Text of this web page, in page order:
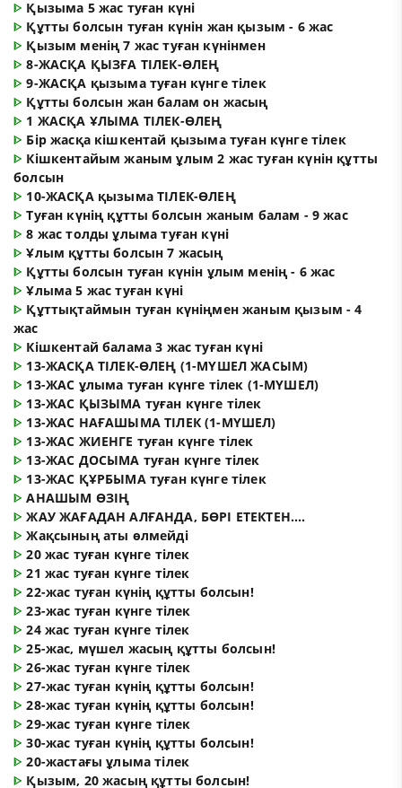
ᐈ Қызыма 5 жас туған күні
ᐈ Құтты болсын туған күнін жан қызым - 6 жас
ᐈ Қызым менің 7 жас туған күнінмен
ᐈ8-ЖАСҚА ҚЫЗҒА ТІЛЕК-ӨЛЕҢ
ᐈ9-ЖАСҚА қызыма туған күнге тілек
ᐈ Құтты болсын жан балам он жасың
ᐈ 1 ЖАСҚА ҰЛЫМА ТІЛЕК-ӨЛЕҢ
ᐈ Бір жасқа кішкентай қызыма туған күнге тілек
ᐈ Кішкентайым жаным ұлым 2 жас туған күнін құтты
болсын
ᐈ 10-ЖАСҚА қызыма ТІЛЕК-ӨЛЕҢ
ᐈТуған күнің құтты болсын жаным балам - 9 жас
ᐈ8 жас толды ұлыма туған күні
ᐈҰлым құтты болсын 7 жасың
ᐈ Құтты болсын туған күнін ұлым менің - 6 жас
ᐈҰлыма 5 жас туған күні
ᐈ Құттықтаймын туған күніңмен жаным қызым - 4
жас
ᐈ Кішкентай балама 3 жас туған күні
ᐈ 13-ЖАСҚА ТІЛЕК-ӨЛЕҢ (1-МҮШЕЛ ЖАСЫМ)
ᐈ 13-ЖАС ұлыма туған күнге тілек (1-МҮШЕЛ)
ᐈ 13-ЖАС ҚЫЗЫМА туған күнге тілек
ᐈ 13-ЖАС НАҒАШЫМА ТІЛЕК (1-МҮШЕЛ)
ᐈ 13-ЖАС ЖИЕНГЕ туған күнге тілек
ᐈ 13-ЖАС ДОСЫМА туған күнге тілек
ᐈ 13-ЖАС ҚҰРБЫМА туған күнге тілек
ᐈАНАШЫМ ӨЗІҢ
ᐈЖАУ ЖАҒАДАН АЛҒАНДА, БӨРІ ЕТЕКТЕН....
ᐈЖақсының аты өлмейді
ᐈ20 жас туған күнге тілек
ᐈ21 жас туған күнге тілек
ᐈ22-жас туған күнің құтты болсын!
ᐈ23-жас туған күнге тілек
ᐈ24 жас туған күнге тілек
ᐈ25-жас, мүшел жасың құтты болсын!
ᐈ26-жас туған күнге тілек
ᐈ27-жас туған күнің құтты болсын!
ᐈ28-жас туған күнің құтты болсын!
ᐈ29-жас туған күнге тілек
ᐈ30-жас туған күнің құтты болсын!
ᐈ20-жастағы ұлыма тілек
ᐈ Қызым, 20 жасың құтты болсын!